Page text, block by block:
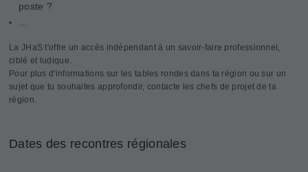
poste ?
...
La JHaS t'offre un accès indépendant à un savoir-faire professionnel,
ciblé et ludique.
Pour plus d'informations sur les tables rondes dans ta région ou sur un
sujet que tu souhaites approfondir, contacte les chefs de projet de ta
région.
Dates des recontres régionales